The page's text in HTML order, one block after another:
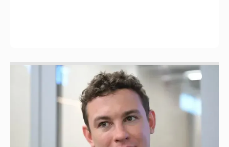
Никита Кологривый высказался насчёт